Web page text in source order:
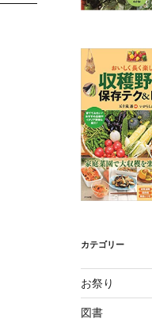
カテゴリー
お祭り
図書